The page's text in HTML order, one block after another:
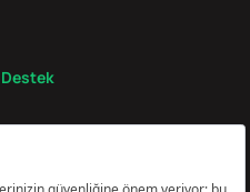
Destek